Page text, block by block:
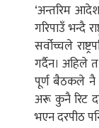
‘अन्तरिम
गरिपाउँ भन्दै
सर्वोच्चले
गर्दैन। अहिले
पूर्ण बैठकले नै
अरू कुनै रिट
भएन दरपीठ